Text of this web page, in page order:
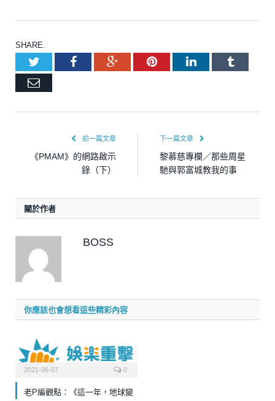
SHARE.
TwitterFacebookGoogle+PinterestLinkedInTumblr
Email
前一篇文章
《PMAM》的網路啟示
錄（下）
下一篇文章
黎慕慈專欄／那些周星
馳與郭富城教我的事
關於作者
BOSS
你應該也會想看這些精彩內容
2021-06-07 0
老P編觀點：《這一年，地球變